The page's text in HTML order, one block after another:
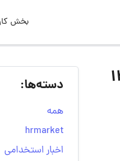
بخش
دسته‌ها:
همه
hrmarket
اخبار استخدامی